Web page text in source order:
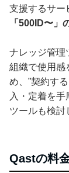
支援するサー
「500ID〜」
ナレッジ管理
組織で使用感
め、”契約す
入・定着を手
ツールも検討
Qastの料